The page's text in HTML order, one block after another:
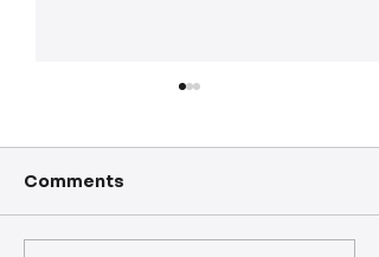
Comments